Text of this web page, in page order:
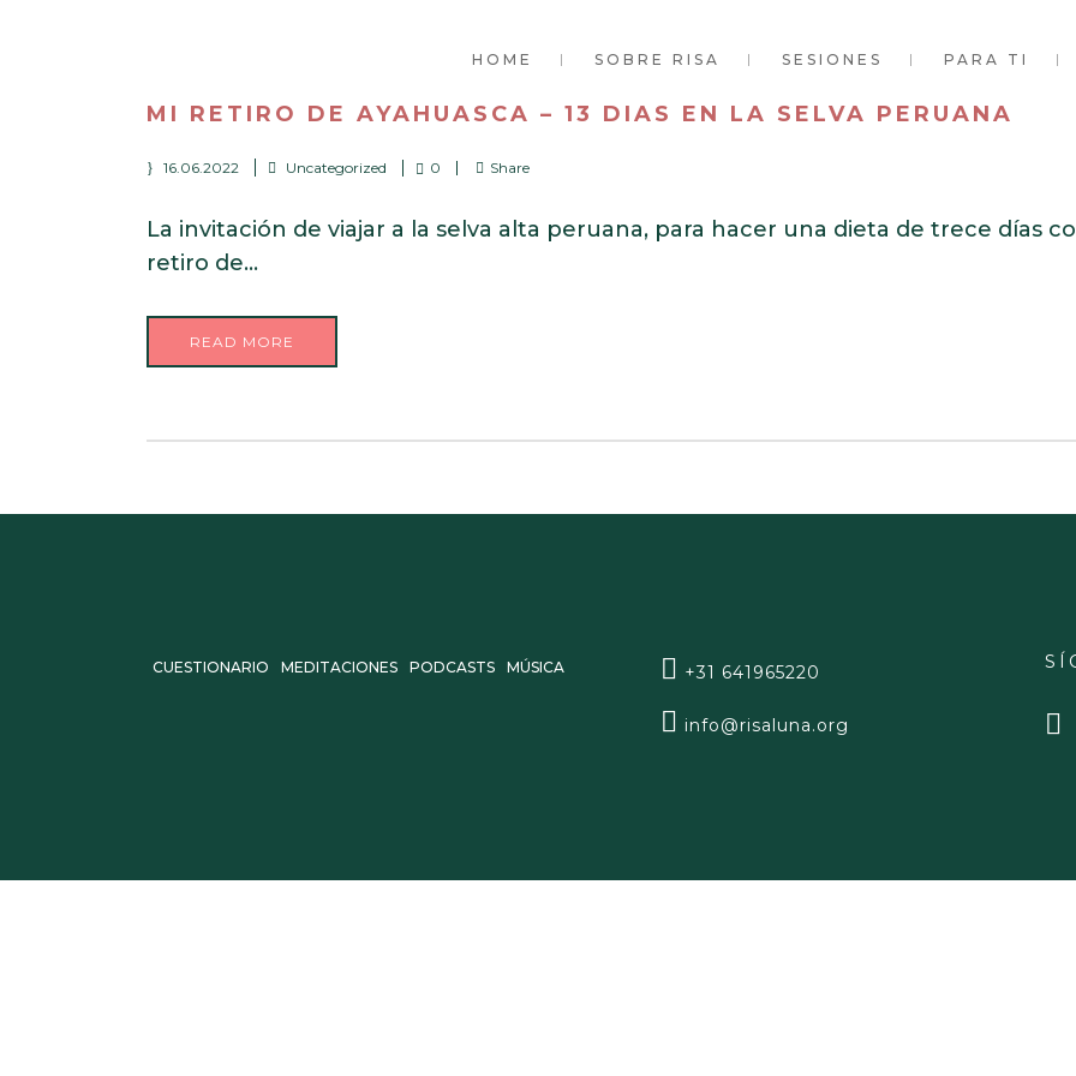
HOME SOBRE RISA SESIONES PARA TI
MI RETIRO DE AYAHUASCA – 13 DIAS EN LA SELVA PERUANA
16.06.2022 Uncategorized 0 Share
La invitación de viajar a la selva alta peruana, para hacer una dieta de trece días
retiro de...
READ MORE
CUESTIONARIO MEDITACIONES PODCASTS MÚSICA +31 641965220
info@risaluna.org